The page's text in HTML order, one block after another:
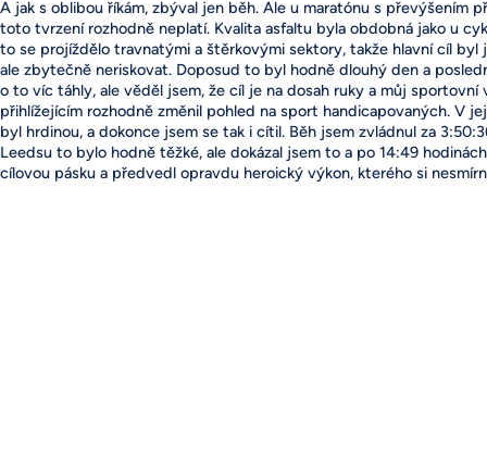
A jak s oblibou říkám, zbýval jen běh. Ale u maratónu s převýšením
toto tvrzení rozhodně neplatí. Kvalita asfaltu byla obdobná jako u
to se projíždělo travnatými a štěrkovými sektory, takže hlavní cíl byl
ale zbytečně neriskovat. Doposud to byl hodně dlouhý den a
o to víc táhly, ale věděl jsem, že cíl je na dosah ruky a můj sportovní
přihlížejícím rozhodně změnil pohled na sport handicapovaných. V
byl hrdinou, a dokonce jsem se tak i cítil. Běh jsem zvládnul za
Leedsu to bylo hodně těžké, ale dokázal jsem to a po 14:49
cílovou pásku a předvedl opravdu heroický výkon, kterého si